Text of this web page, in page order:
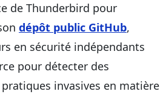
de Thunderbird pour
dépôt public GitHub,
en sécurité indépendants
pour détecter des
invasives en matière